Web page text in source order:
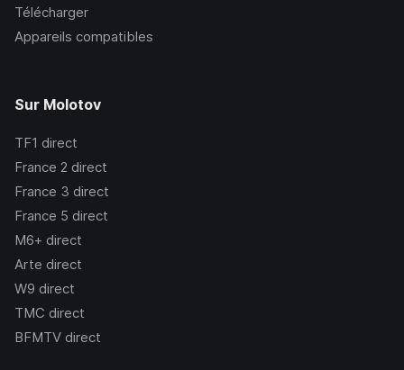
Télécharger
Appareils compatibles
Sur Molotov
TF1 direct
France 2 direct
France 3 direct
France 5 direct
M6+ direct
Arte direct
W9 direct
TMC direct
BFMTV direct